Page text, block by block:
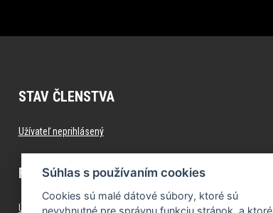
STAV ČLENSTVA
Užívateľ neprihlásený
FITNESS.FORMFACTORY.SK
Úvod
Súhlas s používaním cookies
Cookies sú malé dátové súbory, ktoré sú
nevyhnutné pre správnu funkciu stránok, a ktoré